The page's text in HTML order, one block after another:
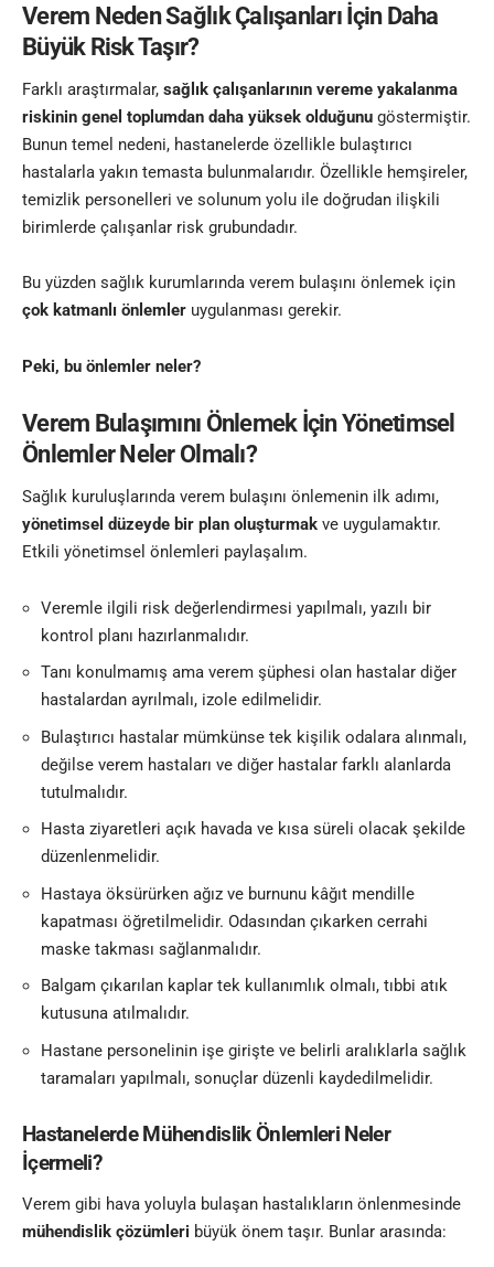
Verem Neden Sağlık Çalışanları İçin Daha
Büyük Risk Taşır?
Farklı araştırmalar, sağlık çalışanlarının vereme yakalanma
riskinin genel toplumdan daha yüksek olduğunu göstermiştir.
Bunun temel nedeni, hastanelerde özellikle bulaştırıcı
hastalarla yakın temasta bulunmalarıdır. Özellikle hemşireler,
temizlik personelleri ve solunum yolu ile doğrudan ilişkili
birimlerde çalışanlar risk grubundadır.
Bu yüzden sağlık kurumlarında verem bulaşını önlemek için
çok katmanlı önlemler uygulanması gerekir.
Peki, bu önlemler neler?
Verem Bulaşımını Önlemek İçin Yönetimsel
Önlemler Neler Olmalı?
Sağlık kuruluşlarında verem bulaşını önlemenin ilk adımı,
yönetimsel düzeyde bir plan oluşturmak ve uygulamaktır.
Etkili yönetimsel önlemleri paylaşalım.
Veremle ilgili risk değerlendirmesi yapılmalı, yazılı bir
kontrol planı hazırlanmalıdır.
Tanı konulmamış ama verem şüphesi olan hastalar diğer
hastalardan ayrılmalı, izole edilmelidir.
Bulaştırıcı hastalar mümkünse tek kişilik odalara alınmalı,
değilse verem hastaları ve diğer hastalar farklı alanlarda
tutulmalıdır.
Hasta ziyaretleri açık havada ve kısa süreli olacak şekilde
düzenlenmelidir.
Hastaya öksürürken ağız ve burnunu kâğıt mendille
kapatması öğretilmelidir. Odasından çıkarken cerrahi
maske takması sağlanmalıdır.
Balgam çıkarılan kaplar tek kullanımlık olmalı, tıbbi atık
kutusuna atılmalıdır.
Hastane personelinin işe girişte ve belirli aralıklarla sağlık
taramaları yapılmalı, sonuçlar düzenli kaydedilmelidir.
Hastanelerde Mühendislik Önlemleri Neler
İçermeli?
Verem gibi hava yoluyla bulaşan hastalıkların önlenmesinde
mühendislik çözümleri büyük önem taşır. Bunlar arasında: